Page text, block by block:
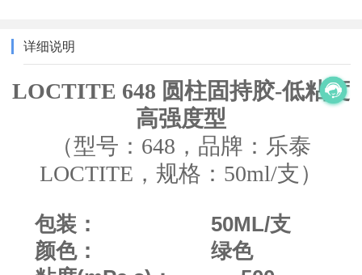
详细说明
LOCTITE 648 圆柱固持胶-低粘度
高强度型
（型号：648，品牌：乐泰
LOCTITE，规格：50ml/支）
包装： 50ML/支
颜色： 绿色